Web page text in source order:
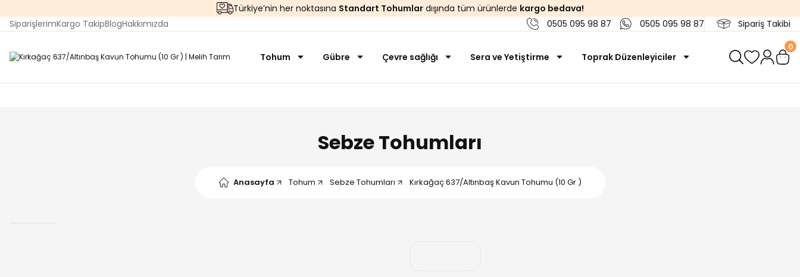
Türkiye’nin her noktasına Standart Tohumlardışında tüm ürünlerde kargo bedava!
SiparişlerimKargo TakipBlogHakkımızda 0505 095 98 87 0505 095 98 87 Sipariş Takibi
Tohum Gübre Çevre sağlığı Sera ve Yetiştirme Toprak Düzenleyiciler
0
Sebze Tohumları
Anasayfa Tohum Sebze Tohumları Kırkağaç 637/Altınbaş Kavun Tohumu (10 Gr )